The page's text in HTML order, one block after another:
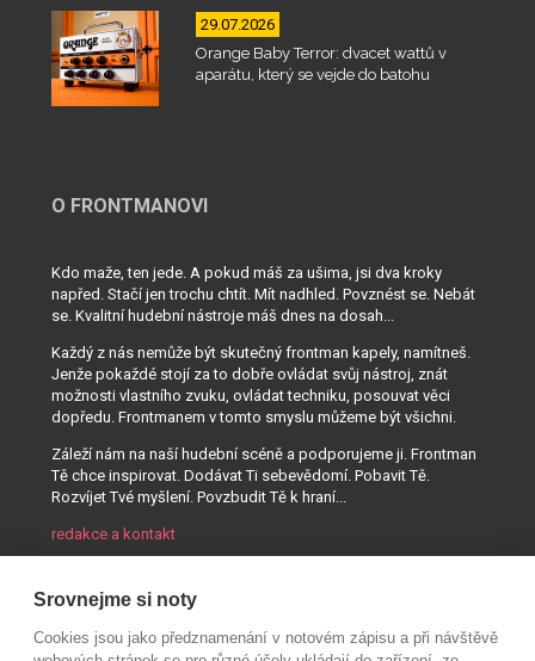
29.07.2026
Orange Baby Terror: dvacet wattů v
aparátu, který se vejde do batohu
O FRONTMANOVI
Kdo maže, ten jede. A pokud máš za ušima, jsi dva kroky
napřed. Stačí jen trochu chtít. Mít nadhled. Povznést se. Nebát
se. Kvalitní hudební nástroje máš dnes na dosah...
Každý z nás nemůže být skutečný frontman kapely, namítneš.
Jenže pokaždé stojí za to dobře ovládat svůj nástroj, znát
možnosti vlastního zvuku, ovládat techniku, posouvat věci
dopředu. Frontmanem v tomto smyslu můžeme být všichni.
Záleží nám na naší hudební scéně a podporujeme ji. Frontman
Tě chce inspirovat. Dodávat Ti sebevědomí. Pobavit Tě.
Rozvíjet Tvé myšlení. Povzbudit Tě k hraní...
redakce a kontakt
Srovnejme si noty
Cookies jsou jako předznamenání v notovém zápisu a při návštěvě